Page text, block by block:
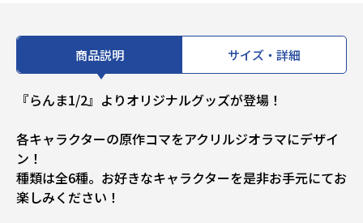
商品説明 サイズ・詳細
『らんま1/2』よりオリジナルグッズが登場！
各キャラクターの原作コマをアクリルジオラマにデザイ
ン！
種類は全6種。お好きなキャラクターを是非お手元にてお
楽しみください！